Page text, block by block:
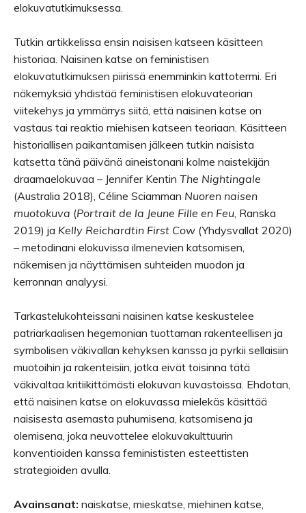
elokuvatutkimuksessa.
Tutkin artikkelissa ensin naisisen katseen käsitteen
historiaa. Naisinen katse on feministisen
elokuvatutkimuksen piirissä enemminkin kattotermi. Eri
näkemyksiä yhdistää feministisen elokuvateorian
viitekehys ja ymmärrys siitä, että naisinen katse on
vastaus tai reaktio miehisen katseen teoriaan. Käsitteen
historiallisen paikantamisen jälkeen tutkin naisista
katsetta tänä päivänä aineistonani kolme naistekijän
draamaelokuvaa – Jennifer Kentin The Nightingale
(Australia 2018), Céline Sciamman Nuoren naisen
muotokuva (Portrait de la Jeune Fille en Feu, Ranska
2019) ja Kelly Reichardtin First Cow (Yhdysvallat 2020)
– metodinani elokuvissa ilmenevien katsomisen,
näkemisen ja näyttämisen suhteiden muodon ja
kerronnan analyysi.
Tarkastelukohteissani naisinen katse keskustelee
patriarkaalisen hegemonian tuottaman rakenteellisen ja
symbolisen väkivallan kehyksen kanssa ja pyrkii sellaisiin
muotoihin ja rakenteisiin, jotka eivät toisinna tätä
väkivaltaa kritiikittömästi elokuvan kuvastoissa. Ehdotan,
että naisinen katse on elokuvassa mielekäs käsittää
naisisesta asemasta puhumisena, katsomisena ja
olemisena, joka neuvottelee elokuvakulttuurin
konventioiden kanssa feminististen esteettisten
strategioiden avulla.
Avainsanat: naiskatse, mieskatse, miehinen katse,